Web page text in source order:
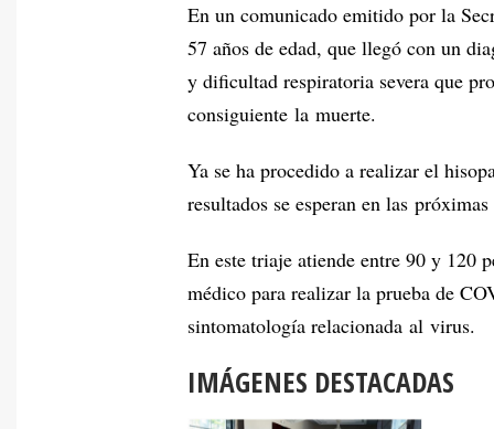
En un comunicado emitido por la
57 años de edad, que llegó con un
y dificultad respiratoria severa que
consiguiente la muerte.
Ya se ha procedido a realizar el
resultados se esperan en las
En este triaje atiende entre 90 y 120
médico para realizar la prueba de
sintomatología relacionada al virus.
IMÁGENES DESTACADAS